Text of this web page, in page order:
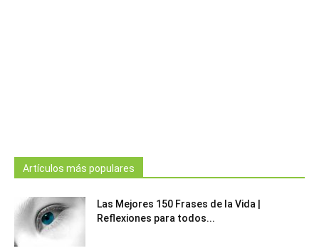
Artículos más populares
Las Mejores 150 Frases de la Vida |
Reflexiones para todos...